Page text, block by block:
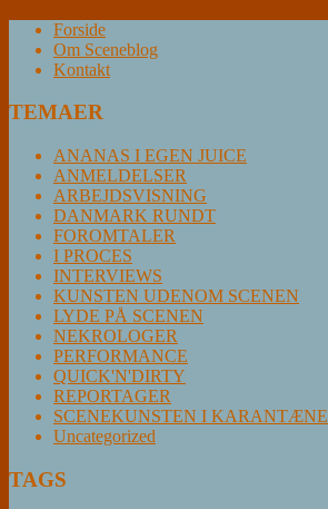
Forside
Om Sceneblog
Kontakt
TEMAER
ANANAS I EGEN JUICE
ANMELDELSER
ARBEJDSVISNING
DANMARK RUNDT
FOROMTALER
I PROCES
INTERVIEWS
KUNSTEN UDENOM SCENEN
LYDE PÅ SCENEN
NEKROLOGER
PERFORMANCE
QUICK'N'DIRTY
REPORTAGER
SCENEKUNSTEN I KARANTÆNE
Uncategorized
TAGS